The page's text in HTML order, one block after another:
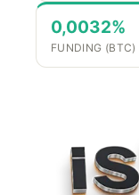
0,0032%
FUNDING (BTC)